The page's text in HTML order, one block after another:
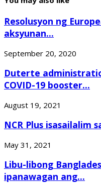
Resolusyon ng
aksyunan...
September 20, 2020
Duterte
COVID-19 booster...
August 19, 2021
NCR Plus isasailalim
May 31, 2021
Libu-libong
ipanawagan ang...